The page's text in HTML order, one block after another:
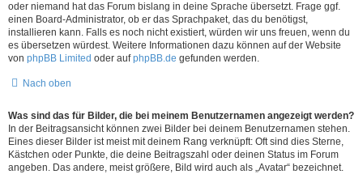
oder niemand hat das Forum bislang in deine Sprache übersetzt. Frage ggf.
einen Board-Administrator, ob er das Sprachpaket, das du benötigst,
installieren kann. Falls es noch nicht existiert, würden wir uns freuen, wenn du
es übersetzen würdest. Weitere Informationen dazu können auf der Website
von phpBB Limited oder aufphpBB.de gefunden werden.
Nach oben
Was sind das für Bilder, die bei meinem Benutzernamen angezeigt werden?
In der Beitragsansicht können zwei Bilder bei deinem Benutzernamen stehen.
Eines dieser Bilder ist meist mit deinem Rang verknüpft: Oft sind dies Sterne,
Kästchen oder Punkte, die deine Beitragszahl oder deinen Status im Forum
angeben. Das andere, meist größere, Bild wird auch als „Avatar“ bezeichnet.